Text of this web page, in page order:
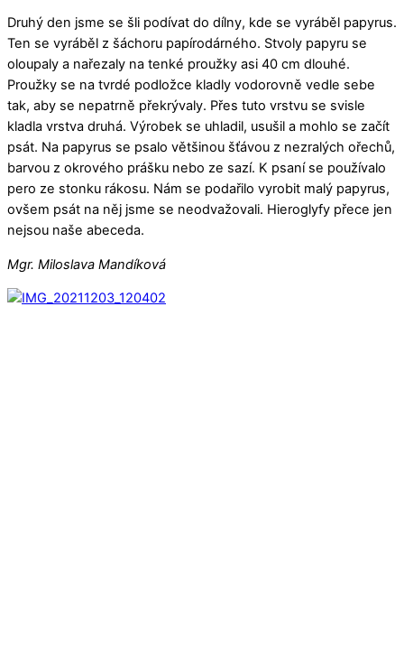
Druhý den jsme se šli podívat do dílny, kde se vyráběl papyrus.
Ten se vyráběl z šáchoru papírodárného. Stvoly papyru se
oloupaly a nařezaly na tenké proužky asi 40 cm dlouhé.
Proužky se na tvrdé podložce kladly vodorovně vedle sebe
tak, aby se nepatrně překrývaly. Přes tuto vrstvu se svisle
kladla vrstva druhá. Výrobek se uhladil, usušil a mohlo se začít
psát. Na papyrus se psalo většinou šťávou z nezralých ořechů,
barvou z okrového prášku nebo ze sazí. K psaní se používalo
pero ze stonku rákosu. Nám se podařilo vyrobit malý papyrus,
ovšem psát na něj jsme se neodvažovali. Hieroglyfy přece jen
nejsou naše abeceda.
Mgr. Miloslava Mandíková